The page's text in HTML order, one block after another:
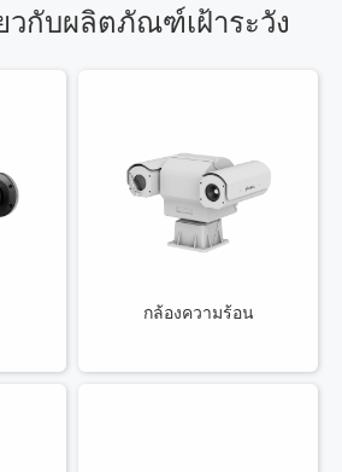
วกับผลิตภัณฑ์เฝ้าระวัง
กล้องความร้อน